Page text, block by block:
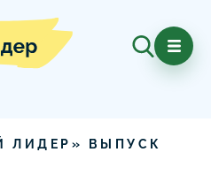
ЛИДЕР» ВЫПУСК